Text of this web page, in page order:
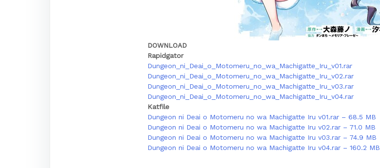
DOWNLOAD
Rapidgator
Dungeon_ni_Deai_o_Motomeru_no_wa_Machigatte_Iru_v01.rar
Dungeon_ni_Deai_o_Motomeru_no_wa_Machigatte_Iru_v02.rar
Dungeon_ni_Deai_o_Motomeru_no_wa_Machigatte_Iru_v03.rar
Dungeon_ni_Deai_o_Motomeru_no_wa_Machigatte_Iru_v04.rar
Katfile
Dungeon ni Deai o Motomeru no wa Machigatte Iru v01.rar – 68.5 MB
Dungeon ni Deai o Motomeru no wa Machigatte Iru v02.rar – 71.0 MB
Dungeon ni Deai o Motomeru no wa Machigatte Iru v03.rar – 74.9 MB
Dungeon ni Deai o Motomeru no wa Machigatte Iru v04.rar – 160.2 MB